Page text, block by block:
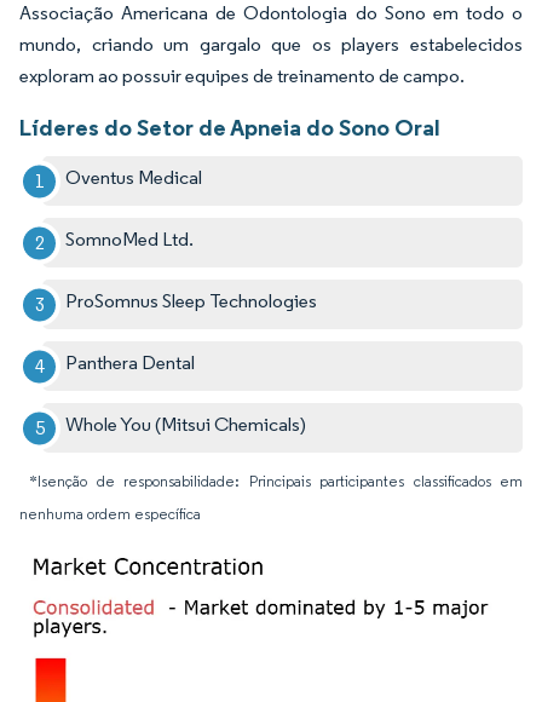
Associação Americana de Odontologia do Sono em todo o
mundo, criando um gargalo que os players estabelecidos
exploram ao possuir equipes de treinamento de campo.
Líderes do Setor de Apneia do Sono Oral
Oventus Medical
SomnoMed Ltd.
ProSomnus Sleep Technologies
Panthera Dental
Whole You (Mitsui Chemicals)
*Isenção de responsabilidade: Principais participantes classificados em
nenhuma ordem específica